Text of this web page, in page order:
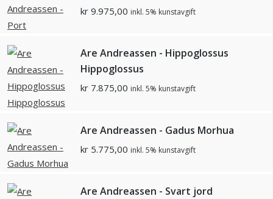
kr 9.975,00 inkl. 5% kunstavgift
Are Andreassen - Hippoglossus
Hippoglossus
kr 7.875,00 inkl. 5% kunstavgift
Are Andreassen - Gadus Morhua
kr 5.775,00 inkl. 5% kunstavgift
Are Andreassen - Svart jord